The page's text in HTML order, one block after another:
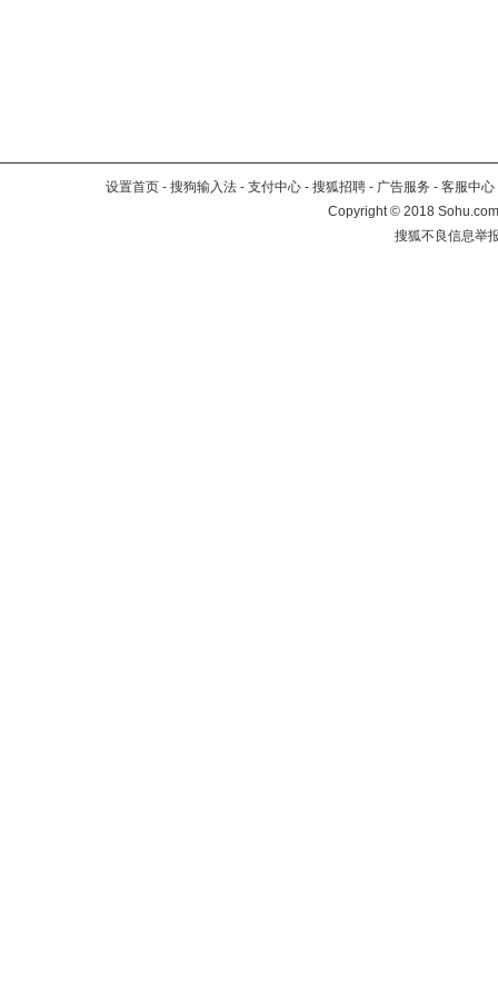
设置首页 - 搜狗输入法 - 支付中心 - 搜狐招聘 - 广告服务 - 客服中心
Copyright©2018
搜狐不良信息举